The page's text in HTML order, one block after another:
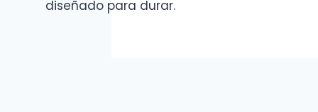
diseñado para durar.